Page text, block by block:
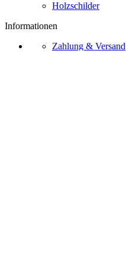
Holzschilder
Informationen
Zahlung & Versand